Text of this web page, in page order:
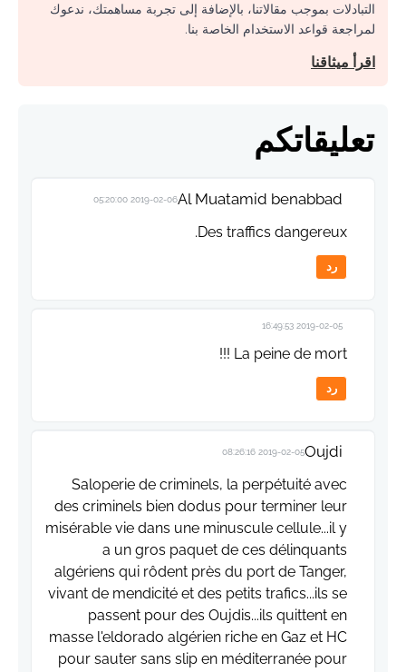
التبادلات بموجب مقالاتنا، بالإضافة إلى تجربة مساهمتك، ندعوك
لمراجعة قواعد الاستخدام الخاصة بنا.
اقرأ ميثاقنا
تعليقاتكم
Al Muatamid benabbad
2019-02-06 05:20:00
Des traffics dangereux.
رد
2019-02-05 16:49:53
La peine de mort !!!
رد
Oujdi
2019-02-05 08:26:16
Saloperie de criminels, la perpétuité avec
des criminels bien dodus pour terminer leur
misérable vie dans une minuscule cellule...il y
a un gros paquet de ces délinquants
algériens qui rôdent près du port de Tanger,
vivant de mendicité et des petits trafics...ils se
passent pour des Oujdis...ils quittent en
masse l'eldorado algérien riche en Gaz et HC
pour sauter sans slip en méditerranée pour